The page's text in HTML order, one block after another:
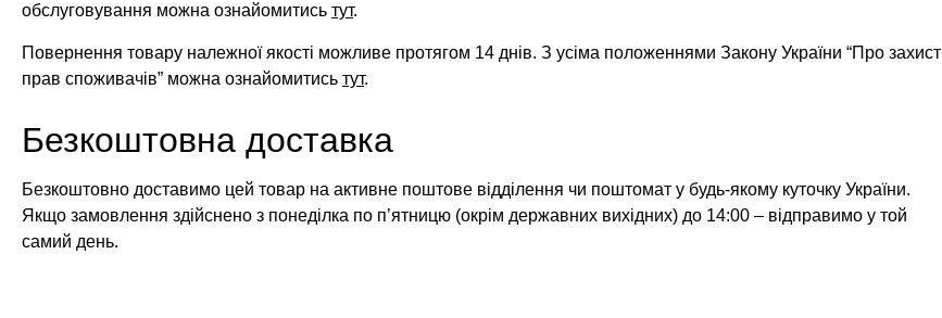
обслуговування можна ознайомитись тут.
Повернення товару належної якості можливе протягом 14 днів. З усіма положеннями Закону України “Про захист
прав споживачів” можна ознайомитись тут.
Безкоштовна доставка
Безкоштовно доставимо цей товар на активне поштове відділення чи поштомат у будь-якому куточку України.
Якщо замовлення здійснено з понеділка по п’ятницю (окрім державних вихідних) до 14:00 – відправимо у той
самий день.